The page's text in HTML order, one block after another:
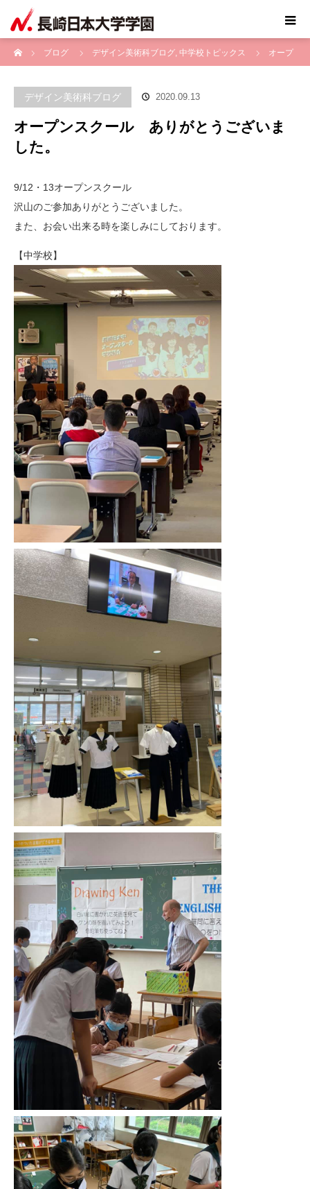
ブログ
デザイン美術科ブログ, 中学校トピックス オープ
デザイン美術科ブログ 2020.09.13
オープンスクール ありがとうございま
した。
9/12・13オープンスクール
沢山のご参加ありがとうございました。
また、お会い出来る時を楽しみにしております。
【中学校】